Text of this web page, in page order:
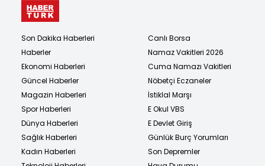
Son Dakika Haberleri
Haberler
Ekonomi Haberleri
Güncel Haberler
Magazin Haberleri
Spor Haberleri
Dünya Haberleri
Sağlık Haberleri
Kadın Haberleri
Canlı Borsa
Namaz Vakitleri 2026
Cuma Namazı Vakitleri
Nöbetçi Eczaneler
İstiklal Marşı
E Okul VBS
E Devlet Giriş
Günlük Burç Yorumları
Son Depremler